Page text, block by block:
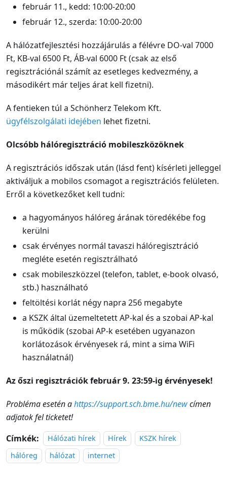
február 11., kedd: 10:00-20:00
február 12., szerda: 10:00-20:00
A hálózatfejlesztési hozzájárulás a félévre DO-val 7000
Ft, KB-val 6500 Ft, ÁB-val 6000 Ft (csak az első
regisztrációnál számít az esetleges kedvezmény, a
másodikért már teljes árat kell fizetni).
A fentieken túl a Schönherz Telekom Kft.
ügyfélszolgálati idejében lehet fizetni.
Olcsóbb hálóregisztráció mobileszközöknek
A regisztrációs időszak után (lásd fent) kísérleti jelleggel
aktiváljuk a mobilos csomagot a regisztrációs felületen.
Erről a következőket kell tudni:
a hagyományos hálóreg árának töredékébe fog
kerülni
csak érvényes normál tavaszi hálóregisztráció
megléte esetén regisztrálható
csak mobileszközzel (telefon, tablet, e-book olvasó,
stb.) használható
feltöltési korlát négy napra 256 megabyte
a KSZK által üzemeltetett AP-kal és a szobai AP-kal
is működik (szobai AP-k esetében ugyanazon
korlátozások érvényesek rá, mint a sima WiFi
használatnál)
Az őszi regisztrációk február 9. 23:59-ig érvényesek!
Probléma esetén ahttps://support.sch.bme.hu/newcímen
adjatok fel ticketet!
Címkék:
Hálózati hírek Hírek
KSZK hírek
hálóreg
hálózat internet